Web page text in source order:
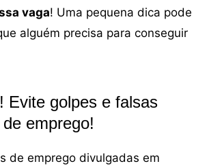
vaga! Uma pequena dica pode
alguém precisa para conseguir
Evite golpes e falsas
emprego!
de emprego divulgadas em